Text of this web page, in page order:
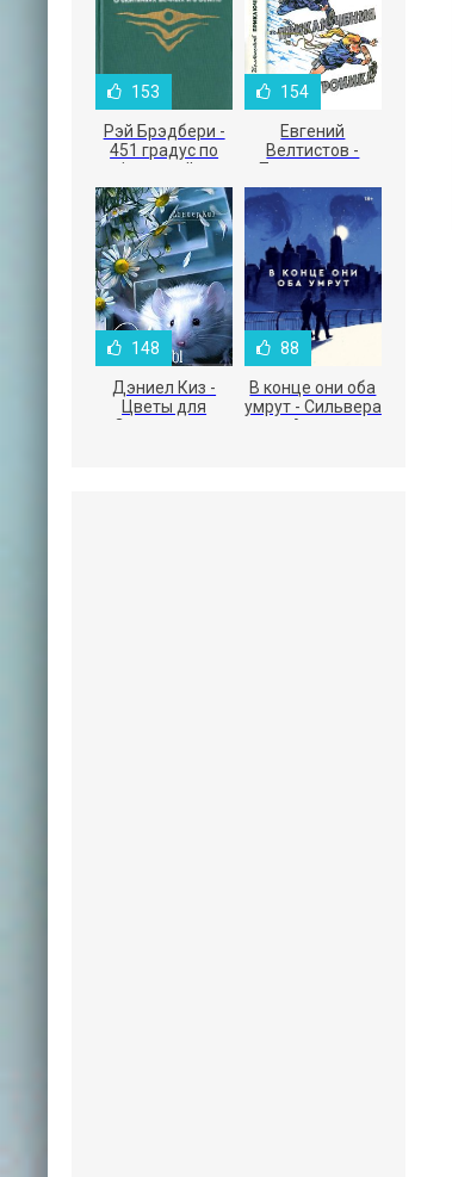
153
Рэй Брэдбери -
451 градус по
Фаренгейту
154
Евгений
Велтистов -
Приключения
Электроника
148
Дэниел Киз -
Цветы для
Элджернона
88
В конце они оба
умрут - Сильвера
Адам